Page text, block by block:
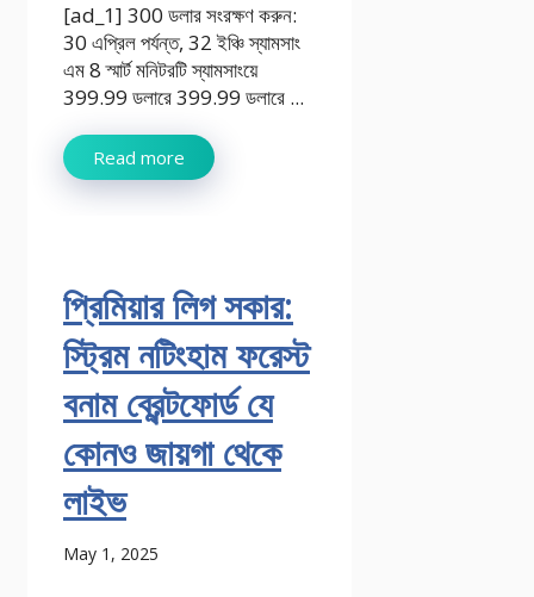
[ad_1] 300 ডলার সংরক্ষণ করুন:
30 এপ্রিল পর্যন্ত, 32 ইঞ্চি স্যামসাং
এম 8 স্মার্ট মনিটরটি স্যামসাংয়ে
399.99 ডলারে 399.99 ডলারে ...
Read more
প্রিমিয়ার লিগ সকার:
স্ট্রিম নটিংহাম ফরেস্ট
বনাম ব্রেন্টফোর্ড যে
কোনও জায়গা থেকে
লাইভ
May 1, 2025